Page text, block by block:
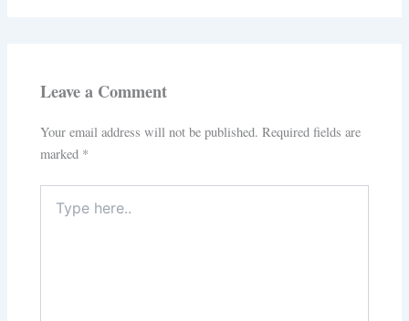
Leave a Comment
Your email address will not be published. Required fields are
marked *
here..